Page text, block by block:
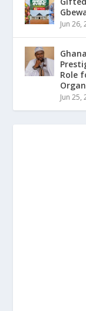
Jun 26,
Role
Jun 25,